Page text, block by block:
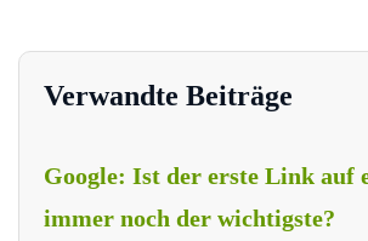
Verwandte Beiträge
Google: Ist der erste Link auf
immer noch der wichtigste?